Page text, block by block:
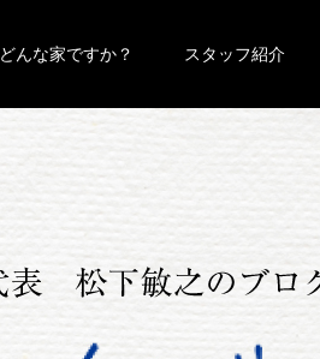
どんな家ですか？ スタッフ紹介